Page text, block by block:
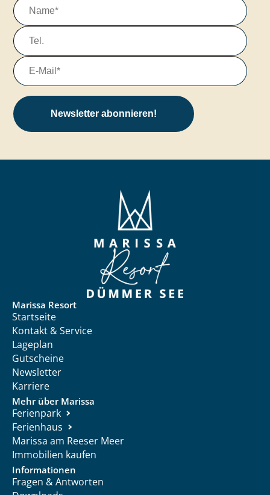
Newsletter abonnieren!
Marissa Resort
Startseite
Kontakt & Service
Lageplan
Gutscheine
Newsletter
Karriere
Mehr über Marissa
Ferienpark
Ferienhaus
Marissa am Reeser Meer
Immobilien kaufen
Informationen
Fragen & Antworten